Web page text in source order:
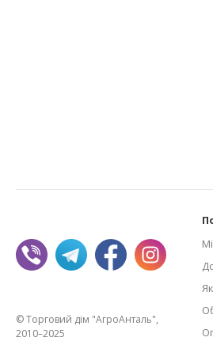
© Торговий дім "АгроАнталь",
2010–2025